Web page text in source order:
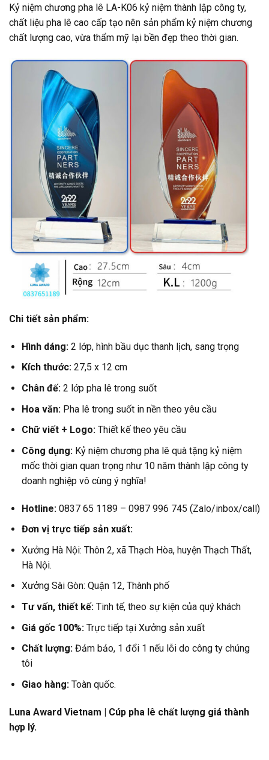
Kỷ niệm chương pha lê LA-K06 kỷ niệm thành lập công ty,
chất liệu pha lê cao cấp tạo nên sản phẩm kỷ niệm chương
chất lượng cao, vừa thẩm mỹ lại bền đẹp theo thời gian.
Chi tiết sản phẩm:
Hình dáng:2 lớp, hình bầu dục thanh lịch, sang trọng
Kích thước: 27,5 x 12 cm
Chân đế:2 lớp pha lê trong suốt
Hoa văn: Pha lê trong suốt in nền theo yêu cầu
Chữ viết + Logo: Thiết kế theo yêu cầu
Công dụng:Kỷ niệm chương pha lê quà tặng kỷ niệm
mốc thời gian quan trọng như 10 năm thành lập công ty
doanh nghiệp vô cùng ý nghĩa!
Hotline:0837 65 1189 – 0987 996 745 (Zalo/inbox/call)
Đơn vị trực tiếp sản xuất:
Xưởng Hà Nội: Thôn 2, xã Thạch Hòa, huyện Thạch Thất,
Hà Nội.
Xưởng Sài Gòn: Quận 12, Thành phố
Tư vấn, thiết kế:Tinh tế, theo sự kiện của quý khách
Giá gốc 100%:Trực tiếp tại Xưởng sản xuất
Chất lượng:Đảm bảo, 1 đổi 1 nếu lỗi do công ty chúng
tôi
Giao hàng:Toàn quốc.
Luna Award Vietnam | Cúp pha lê chất lượng giá thành
hợp lý.